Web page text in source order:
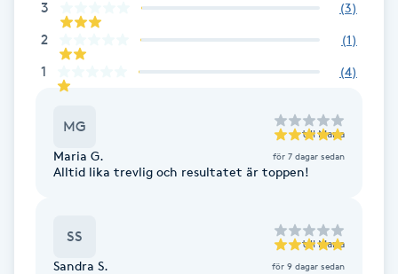
Face framing
Fet hårbotten
Fibromassage
3 (3)
2 (1)
1 (4)
MG till Maria
Maria G. för 7 dagar sedan
Alltid lika trevlig och resultatet är toppen!
SS till Maria
Sandra S. för 9 dagar sedan